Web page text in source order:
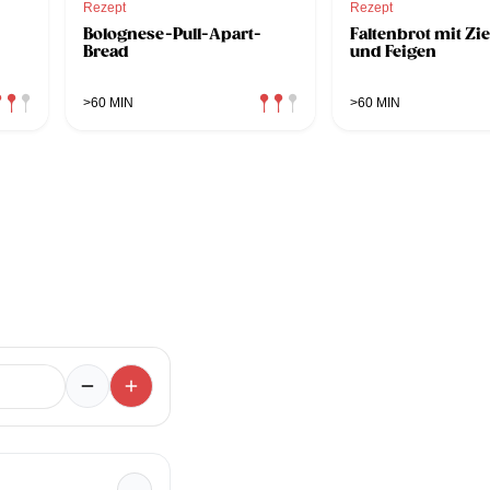
Rezept
Bolognese-Pull-Apart-
Bread
>60 MIN
Rezept
Faltenbrot mit
und Feigen
>60 MIN